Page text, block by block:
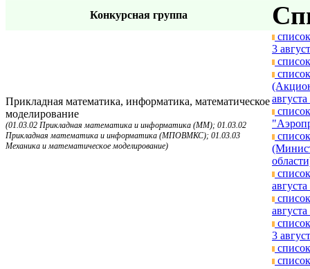
Конкурсная группа
Прикладная математика, информатика, математическое
моделирование
(01.03.02 Прикладная математика и информатика (ММ); 01.03.02
Прикладная математика и информатика (МПОВМКС); 01.03.03
Механика и математическое моделирование)
3
3